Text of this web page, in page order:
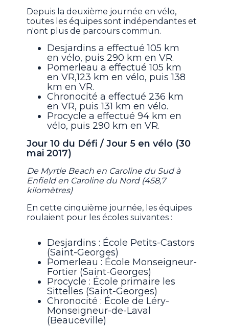
Depuis la deuxième journée en vélo,
toutes les équipes sont indépendantes et
n'ont plus de parcours commun.
Desjardins a effectué 105 km
en vélo, puis 290 km en VR.
Pomerleau a effectué 105 km
en VR,123 km en vélo, puis 138
km en VR.
Chronocité a effectué 236 km
en VR, puis 131 km en vélo.
Procycle a effectué 94 km en
vélo, puis 290 km en VR.
Jour 10 du Défi / Jour 5 en vélo (30
mai 2017)
De Myrtle Beach en Caroline du Sud à
Enfield en Caroline du Nord (458,7
kilomètres)
En cette cinquième journée, les équipes
roulaient pour les écoles suivantes :
Desjardins : École Petits-Castors
(Saint-Georges)
Pomerleau : École Monseigneur-
Fortier (Saint-Georges)
Procycle : École primaire les
Sittelles (Saint-Georges)
Chronocité : École de Léry-
Monseigneur-de-Laval
(Beauceville)